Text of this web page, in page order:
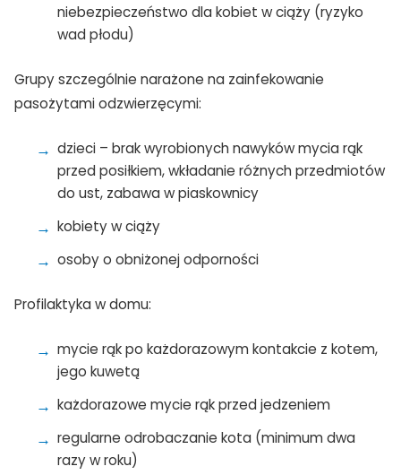
niebezpieczeństwo dla kobiet w ciąży (ryzyko
wad płodu)
Grupy szczególnie narażone na zainfekowanie
pasożytami odzwierzęcymi:
dzieci – brak wyrobionych nawyków mycia rąk
przed posiłkiem, wkładanie różnych przedmiotów
do ust, zabawa w piaskownicy
kobiety w ciąży
osoby o obniżonej odporności
Profilaktyka w domu:
mycie rąk po każdorazowym kontakcie z kotem,
jego kuwetą
każdorazowe mycie rąk przed jedzeniem
regularne odrobaczanie kota (minimum dwa
razy w roku)